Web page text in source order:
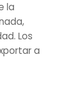
la
Los
a